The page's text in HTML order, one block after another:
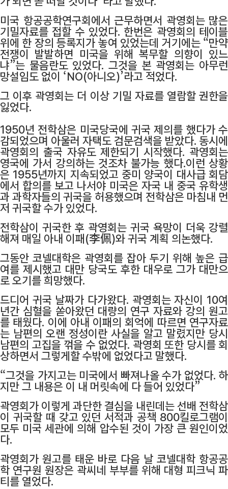
미국 항공공학연구회에서 근무하면서 곽영회는 많은
기밀자료를 접할 수 있었다. 한번은 곽영회의 테이블
위에 한 장의 등록지가 놓여 있었는데 거기에는 “만약
전쟁이 발발하면 미국을 위해 복무할 의향이 있느
냐”는 물음란도 있었다. 그것을 본 곽영회는 아무런
망설임도 없이 ‘NO(아니오)’라고 적었다.
그 이후 곽영회는 더 이상 기밀 자료를 열람할 권한을
잃었다.
1950년 전학삼은 미국당국에 귀국 제의를 했다가 수
감되었으며 아울러 자택도 검문검색을 받았다. 동시에
곽영회의 출국 자유도 제한되기 시작했다. 곽영회는
영국에 가서 강의하는 것조차 불가능 했다.이런 상황
은 1955년까지 지속되었고 중미 양국이 대사급 회담
에서 합의를 보고 나서야 미국은 자국 내 중국 유학생
과 과학자들의 귀국을 허용했으며 전학삼은 마침내 먼
저 귀국할 수가 있었다.
전학삼이 귀국한 후 곽영회는 귀국 욕망이 더욱 강렬
해져 매일 아내 이패(李佩)와 귀국 계획 의논했다.
그동안 코넬대학은 곽영회를 잡아 두기 위해 높은 급
여를 제시했고 대만 당국도 후한 대우로 그가 대만으
로 오기를 희망했다.
드디어 귀국 날짜가 다가왔다. 곽영회는 자신이 10여
년간 심혈을 쏟아왔던 대량의 연구 자료와 강의 원고
를 태웠다. 이에 아내 이패의 회억에 따르면 연구자료
는 남편의 오랜 정성이란 사실을 알고 말렸지만 당시
남편의 고집을 꺾을 수 없었다. 곽영회 또한 당시를 회
상하면서 그렇게할 수밖에 없었다고 말했다.
“그것을 가지고는 미국에서 빠져나올 수가 없었다. 하
지만 그 내용은 이 내 머릿속에 다 들어 있었다”
곽영회가 이렇게 과단한 결심을 내린데는 선배 전학삼
이 귀국할 때 갖고 있던 서적과 공책 800킬로그램이
모두 미국 세관에 의해 압수된 것이 가장 큰 원인이었
다.
곽영회가 원고를 태운 바로 다음 날 코넬대학 항공공
학 연구원 원장은 곽씨네 부부를 위해 대형 피크닉 파
티를 열었다.